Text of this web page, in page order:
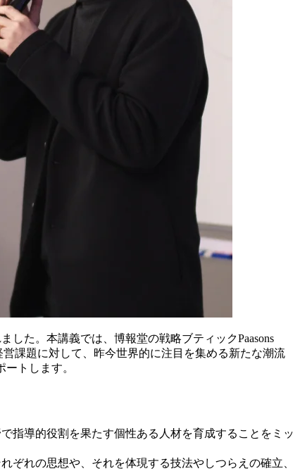
した。本講義では、博報堂の戦略ブティックPaasons
課題に対して、昨今世界的に注目を集める新たな潮流
トします。
指導的役割を果たす個性ある人材を育成することをミッ
ぞれの思想や、それを体現する技法やしつらえの確立、